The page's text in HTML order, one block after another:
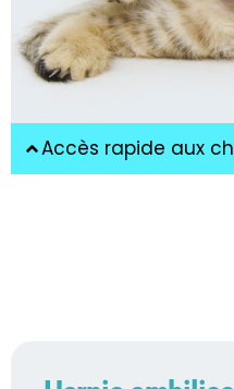
Accès rapide aux